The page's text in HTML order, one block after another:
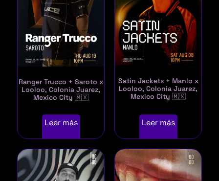
Ranger Trucco + Saroto x
Looloo, Colonia Juarez,
Mexico City 🇲🇽
Leer más
Satin Jackets + Manlo x
Looloo, Colonia Juarez,
Mexico City 🇲🇽
Leer más